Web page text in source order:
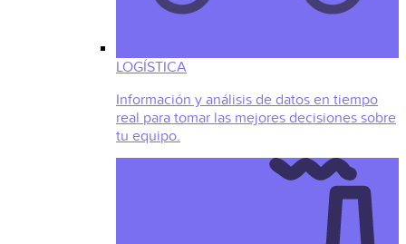
LOGÍSTICA
Información y análisis de datos en tiempo
real para tomar las mejores decisiones sobre
tu equipo.